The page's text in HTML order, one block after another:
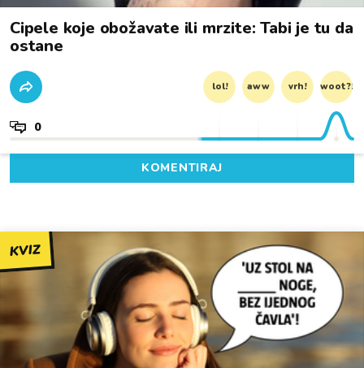
Cipele koje obožavate ili mrzite: Tabi je tu da
ostane
lol! aww vrh! woot?!
0
KOMENTIRAJ
KVIZ